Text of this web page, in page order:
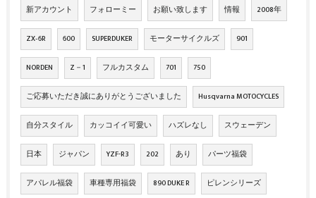
新アカウント フォローミー お願い致します 情報 2008年
ZX‐6R 600 SUPERDUKER モーターサイクルズ 901
NORDEN Z－1 フルカスタム 701 750
ご応募いただき誠にありがとうございました Husqvarna MOTOCYCLES
自分スタイル カッコイイ可愛い ハズレなし スウェーデン
日本 ジャパン YZF-R3 202 あり パーツ福袋
アパレル福袋 車種専用福袋 890 DUKE R ピレンシリーズ